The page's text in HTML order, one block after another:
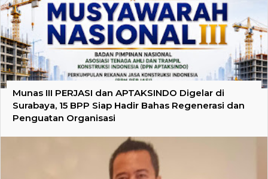
Munas III PERJASI dan APTAKSINDO Digelar di
Surabaya, 15 BPP Siap Hadir Bahas Regenerasi dan
Penguatan Organisasi